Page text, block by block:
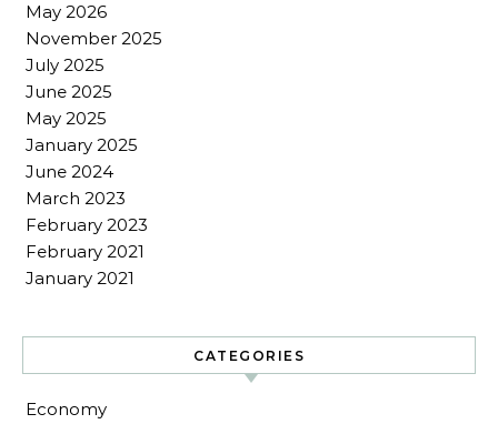
May 2026
November 2025
July 2025
June 2025
May 2025
January 2025
June 2024
March 2023
February 2023
February 2021
January 2021
CATEGORIES
Economy